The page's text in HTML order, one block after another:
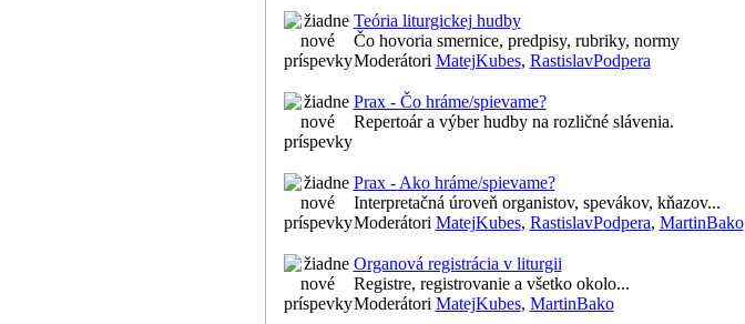
Teória liturgickej hudby
Čo hovoria smernice, predpisy, rubriky, normy
Moderátori MatejKubes, RastislavPodpera
Prax - Čo hráme/spievame?
Repertoár a výber hudby na rozličné slávenia.
Prax - Ako hráme/spievame?
Interpretačná úroveň organistov, spevákov, kňazov...
Moderátori MatejKubes, RastislavPodpera, MartinBako
Organová registrácia v liturgii
Registre, registrovanie a všetko okolo...
Moderátori MatejKubes, MartinBako